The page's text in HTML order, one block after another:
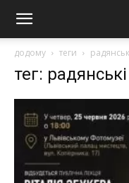
додому теги
тег: